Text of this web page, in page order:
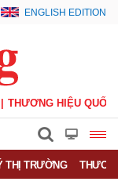
ENGLISH EDITION
THƯƠNG HIỆU QUỐC
THỊ TRƯỜNG